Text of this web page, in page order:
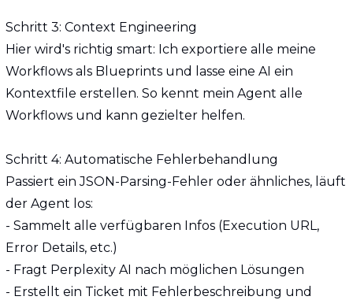
Schritt 3: Context Engineering
Hier wird's richtig smart: Ich exportiere alle meine
Workflows als Blueprints und lasse eine AI ein
Kontextfile erstellen. So kennt mein Agent alle
Workflows und kann gezielter helfen.
Schritt 4: Automatische Fehlerbehandlung
Passiert ein JSON-Parsing-Fehler oder ähnliches, läuft
der Agent los:
- Sammelt alle verfügbaren Infos (Execution URL,
Error Details, etc.)
- Fragt Perplexity AI nach möglichen Lösungen
- Erstellt ein Ticket mit Fehlerbeschreibung und